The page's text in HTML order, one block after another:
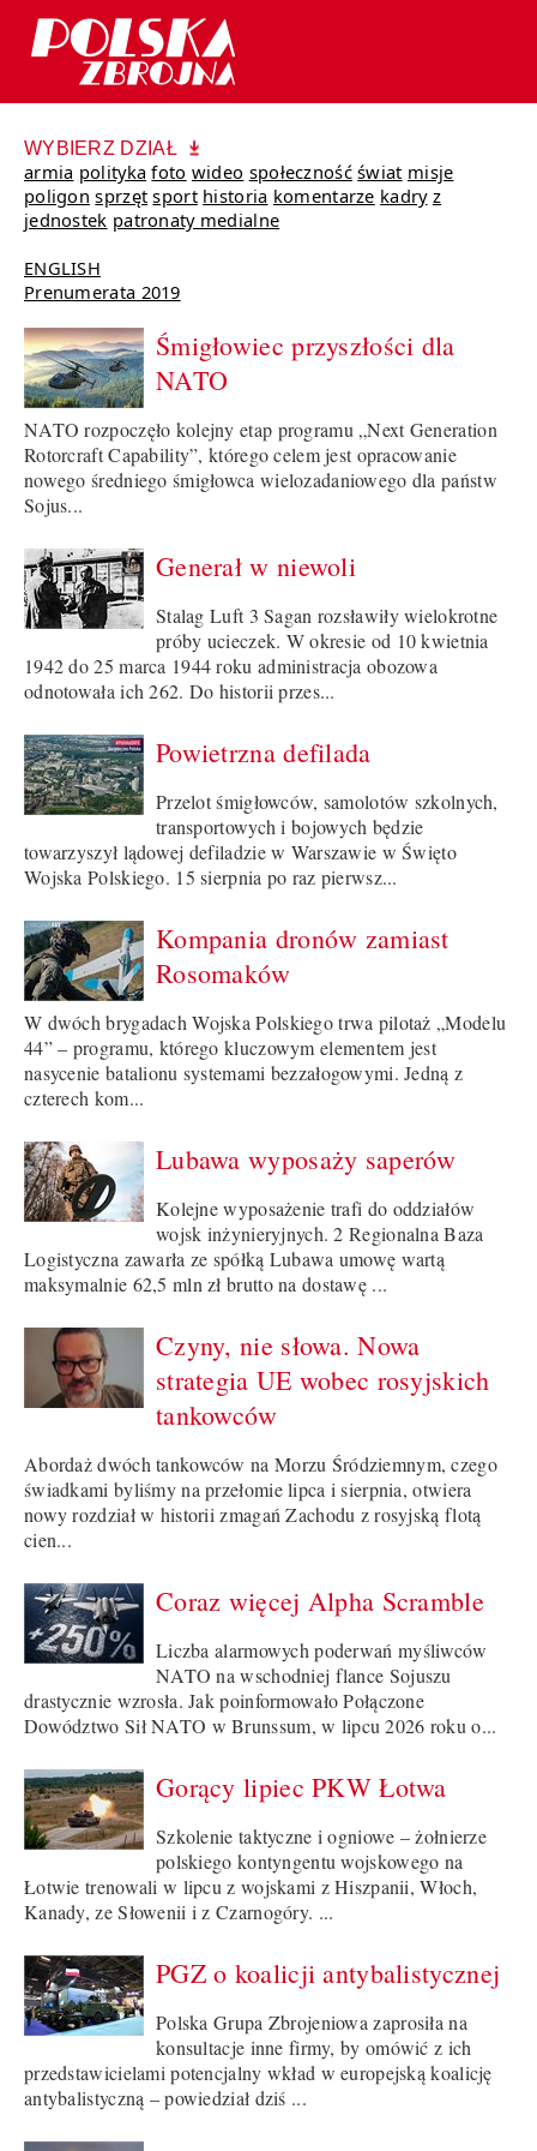
WYBIERZ DZIAŁ
armia polityka foto wideo społeczność świat misje
poligon sprzęt sport historia komentarze kadry z
jednostek patronaty medialne
ENGLISH
Prenumerata 2019
Śmigłowiec przyszłości dla
NATO
NATO rozpoczęło kolejny etap programu „Next Generation
Rotorcraft Capability”, którego celem jest opracowanie
nowego średniego śmigłowca wielozadaniowego dla państw
Sojus...
Generał w niewoli
Stalag Luft 3 Sagan rozsławiły wielokrotne
próby ucieczek. W okresie od 10 kwietnia
1942 do 25 marca 1944 roku administracja obozowa
odnotowała ich 262. Do historii przes...
Powietrzna defilada
Przelot śmigłowców, samolotów szkolnych,
transportowych i bojowych będzie
towarzyszył lądowej defiladzie w Warszawie w Święto
Wojska Polskiego. 15 sierpnia po raz pierwsz...
Kompania dronów zamiast
Rosomaków
W dwóch brygadach Wojska Polskiego trwa pilotaż „Modelu
44” – programu, którego kluczowym elementem jest
nasycenie batalionu systemami bezzałogowymi. Jedną z
czterech kom...
Lubawa wyposaży saperów
Kolejne wyposażenie trafi do oddziałów
wojsk inżynieryjnych. 2 Regionalna Baza
Logistyczna zawarła ze spółką Lubawa umowę wartą
maksymalnie 62,5 mln zł brutto na dostawę ...
Czyny, nie słowa. Nowa
strategia UE wobec rosyjskich
tankowców
Abordaż dwóch tankowców na Morzu Śródziemnym, czego
świadkami byliśmy na przełomie lipca i sierpnia, otwiera
nowy rozdział w historii zmagań Zachodu z rosyjską flotą
cien...
Coraz więcej Alpha Scramble
Liczba alarmowych poderwań myśliwców
NATO na wschodniej flance Sojuszu
drastycznie wzrosła. Jak poinformowało Połączone
Dowództwo Sił NATO w Brunssum, w lipcu 2026 roku o...
Gorący lipiec PKW Łotwa
Szkolenie taktyczne i ogniowe – żołnierze
polskiego kontyngentu wojskowego na
Łotwie trenowali w lipcu z wojskami z Hiszpanii, Włoch,
Kanady, ze Słowenii i z Czarnogóry. ...
PGZ o koalicji antybalistycznej
Polska Grupa Zbrojeniowa zaprosiła na
konsultacje inne firmy, by omówić z ich
przedstawicielami potencjalny wkład w europejską koalicję
antybalistyczną – powiedział dziś ...